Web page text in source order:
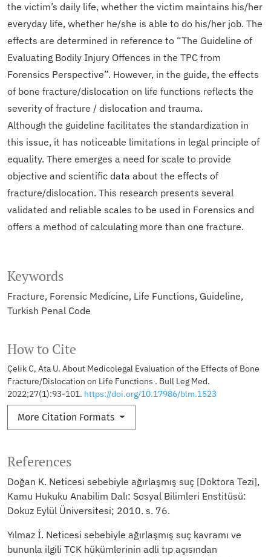
Keywords
Fracture Forensic Medicine Life Functions Guideline
Turkish Penal Code
How to Cite
Çelik C, Ata U. About Medicolegal Evaluation of the Effects of Bone
Fracture/Dislocation on Life Functions . Bull Leg Med.
2022;27(1):93-101. https://doi.org/10.17986/blm.1523
More Citation Formats
the victim’s daily life, whether the victim maintains his/her
everyday life, whether he/she is able to do his/her job. The
effects are determined in reference to “The Guideline of
Evaluating Bodily Injury Offences in the TPC from
Forensics Perspective”. However, in the guide, the effects
of bone fracture/dislocation on life functions reflects the
severity of fracture / dislocation and trauma.
Although the guideline facilitates the standardization in
this issue, it has noticeable limitations in legal principle of
equality. There emerges a need for scale to provide
objective and scientific data about the effects of
fracture/dislocation. This research presents several
validated and reliable scales to be used in Forensics and
offers a method of calculating more than one fracture.
References
Doğan K. Neticesi sebebiyle ağırlaşmış suç [Doktora Tezi],
Kamu Hukuku Anabilim Dalı: Sosyal Bilimleri Enstitüsü:
Dokuz Eylül Üniversitesi; 2010. s. 76.
Yılmaz İ. Neticesi sebebiyle ağırlaşmış suç kavramı ve
bununla ilgili TCK hükümlerinin adli tıp açısından